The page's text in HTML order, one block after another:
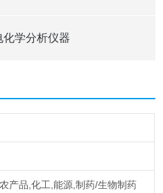
化学分析仪器
产品,化工,能源,制药/生物制药